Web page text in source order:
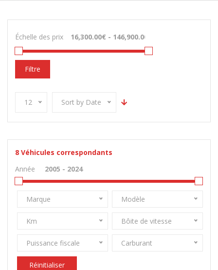
Échelle des prix
Filtre
12 Sort by Date
8 Véhicules correspondants
Année
Marque Modèle
Km Bôite de vitesse
Puissance fiscale Carburant
Réinitialiser